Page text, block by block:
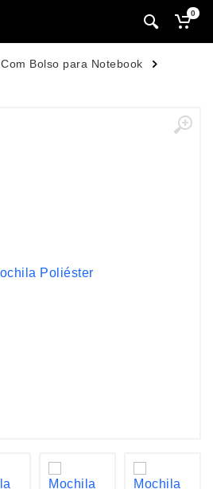
0
Com Bolso para Notebook